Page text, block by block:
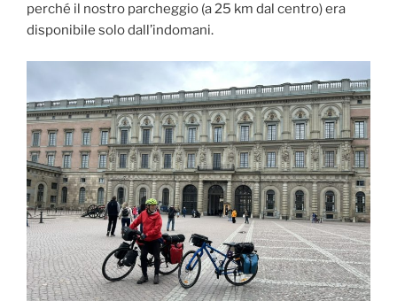
perché il nostro parcheggio (a 25 km dal centro) era
disponibile solo dall’indomani.